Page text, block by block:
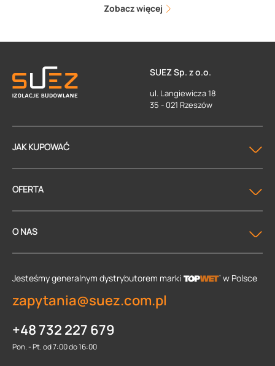
Zobacz więcej
SUEZ Sp. z o.o.
ul. Langiewicza 18
35 - 021 Rzeszów
JAK KUPOWAĆ
OFERTA
O NAS
Jesteśmy generalnym dystrybutorem marki w Polsce
zapytania@suez.com.pl
+48 732 227 679
Pon. - Pt. od 7:00 do 16:00